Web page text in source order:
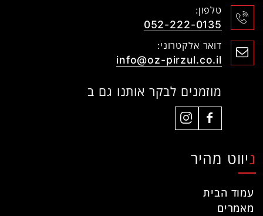
טלפון:
052-222-0135
דואר אלקטרוני:
info@oz-pirzul.co.il
מוזמנים לבקר אותנו גם ב
ניווט מהיר
עמוד הבית
מאמרים